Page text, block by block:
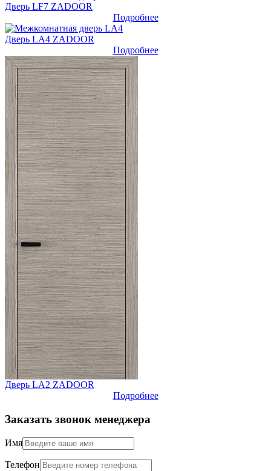
Дверь LF7 ZADOOR
Подробнее
Дверь LA4 ZADOOR
Подробнее
Дверь LA2 ZADOOR
Подробнее
Заказать звонок менеджера
Имя
Телефон